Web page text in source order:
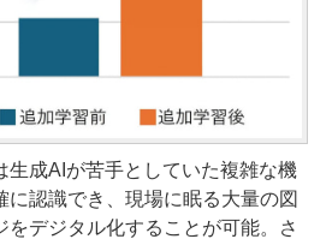
成AIが苦手としていた複雑な機
に認識でき、現場に眠る大量の図
をデジタル化することが可能。さ